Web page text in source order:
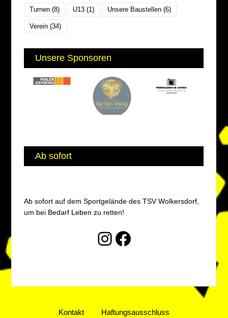
Turnen(8) U13(1) Unsere Baustellen(6)
Verein(34)
Unsere Sponsoren
Ab sofort
Ab sofort auf dem Sportgelände des TSV Wolkersdorf,
um bei Bedarf Leben zu retten!
Instagram
Facebook
Kontakt Haftungsausschluss